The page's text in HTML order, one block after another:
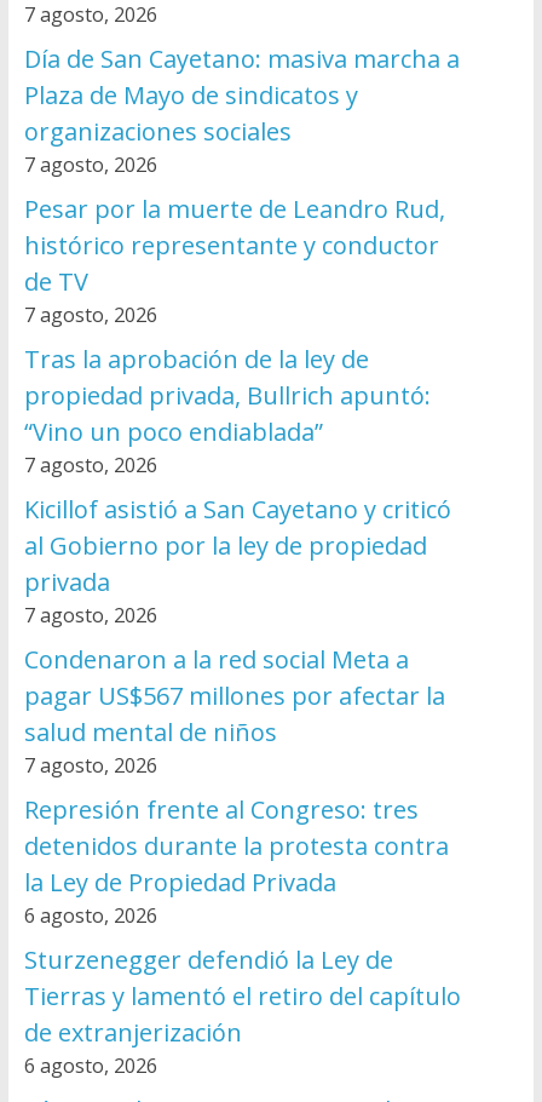
7 agosto, 2026
Día de San Cayetano: masiva marcha a
Plaza de Mayo de sindicatos y
organizaciones sociales
7 agosto, 2026
Pesar por la muerte de Leandro Rud,
histórico representante y conductor
de TV
7 agosto, 2026
Tras la aprobación de la ley de
propiedad privada, Bullrich apuntó:
“Vino un poco endiablada”
7 agosto, 2026
Kicillof asistió a San Cayetano y criticó
al Gobierno por la ley de propiedad
privada
7 agosto, 2026
Condenaron a la red social Meta a
pagar US$567 millones por afectar la
salud mental de niños
7 agosto, 2026
Represión frente al Congreso: tres
detenidos durante la protesta contra
la Ley de Propiedad Privada
6 agosto, 2026
Sturzenegger defendió la Ley de
Tierras y lamentó el retiro del capítulo
de extranjerización
6 agosto, 2026